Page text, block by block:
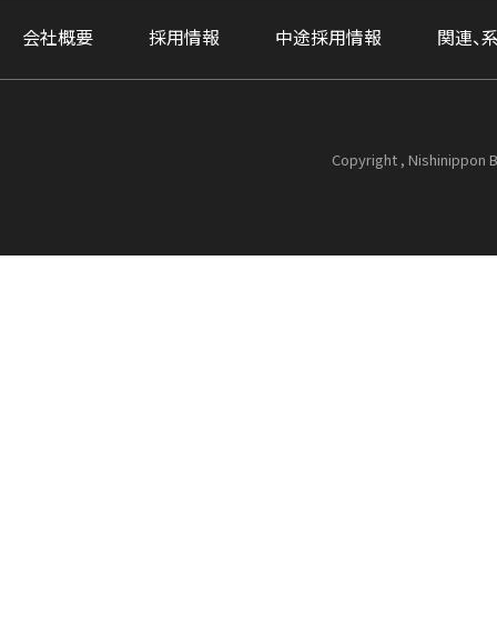
会社概要 採用情報 中途採用情報 関連、
Copyright , Nishinippon